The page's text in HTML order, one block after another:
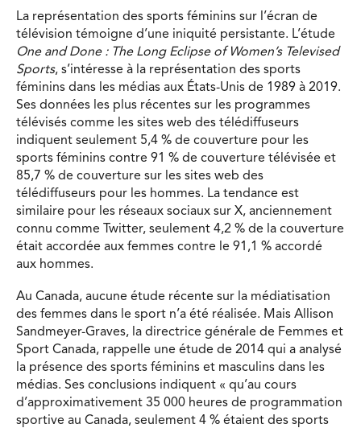
La représentation des sports féminins sur l’écran de
télévision témoigne d’une iniquité persistante. L’étude
One and Done : The Long Eclipse of Women’s Televised
Sports, s’intéresse à la représentation des sports
féminins dans les médias aux États-Unis de 1989 à 2019.
Ses données les plus récentes sur les programmes
télévisés comme les sites web des télédiffuseurs
indiquent seulement 5,4 % de couverture pour les
sports féminins contre 91 % de couverture télévisée et
85,7 % de couverture sur les sites web des
télédiffuseurs pour les hommes. La tendance est
similaire pour les réseaux sociaux sur X, anciennement
connu comme Twitter, seulement 4,2 % de la couverture
était accordée aux femmes contre le 91,1 % accordé
aux hommes.
Au Canada, aucune étude récente sur la médiatisation
des femmes dans le sport n’a été réalisée. Mais Allison
Sandmeyer-Graves, la directrice générale de Femmes et
Sport Canada, rappelle une étude de 2014 qui a analysé
la présence des sports féminins et masculins dans les
médias. Ses conclusions indiquent « qu’au cours
d’approximativement 35 000 heures de programmation
sportive au Canada, seulement 4 % étaient des sports